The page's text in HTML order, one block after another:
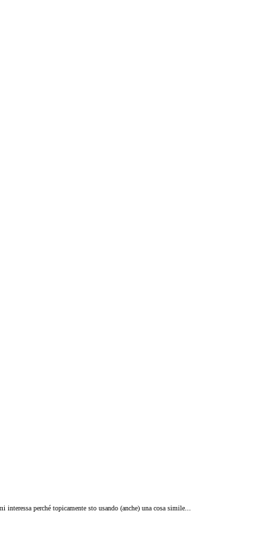
perché topicamente sto usando (anche) una cosa simile...